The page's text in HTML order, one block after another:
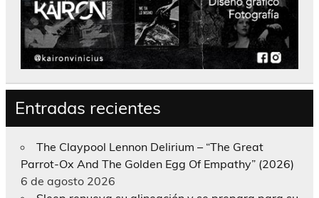
Entradas recientes
The Claypool Lennon Delirium – “The Great
Parrot-Ox And The Golden Egg Of Empathy” (2026)
6 de agosto 2026